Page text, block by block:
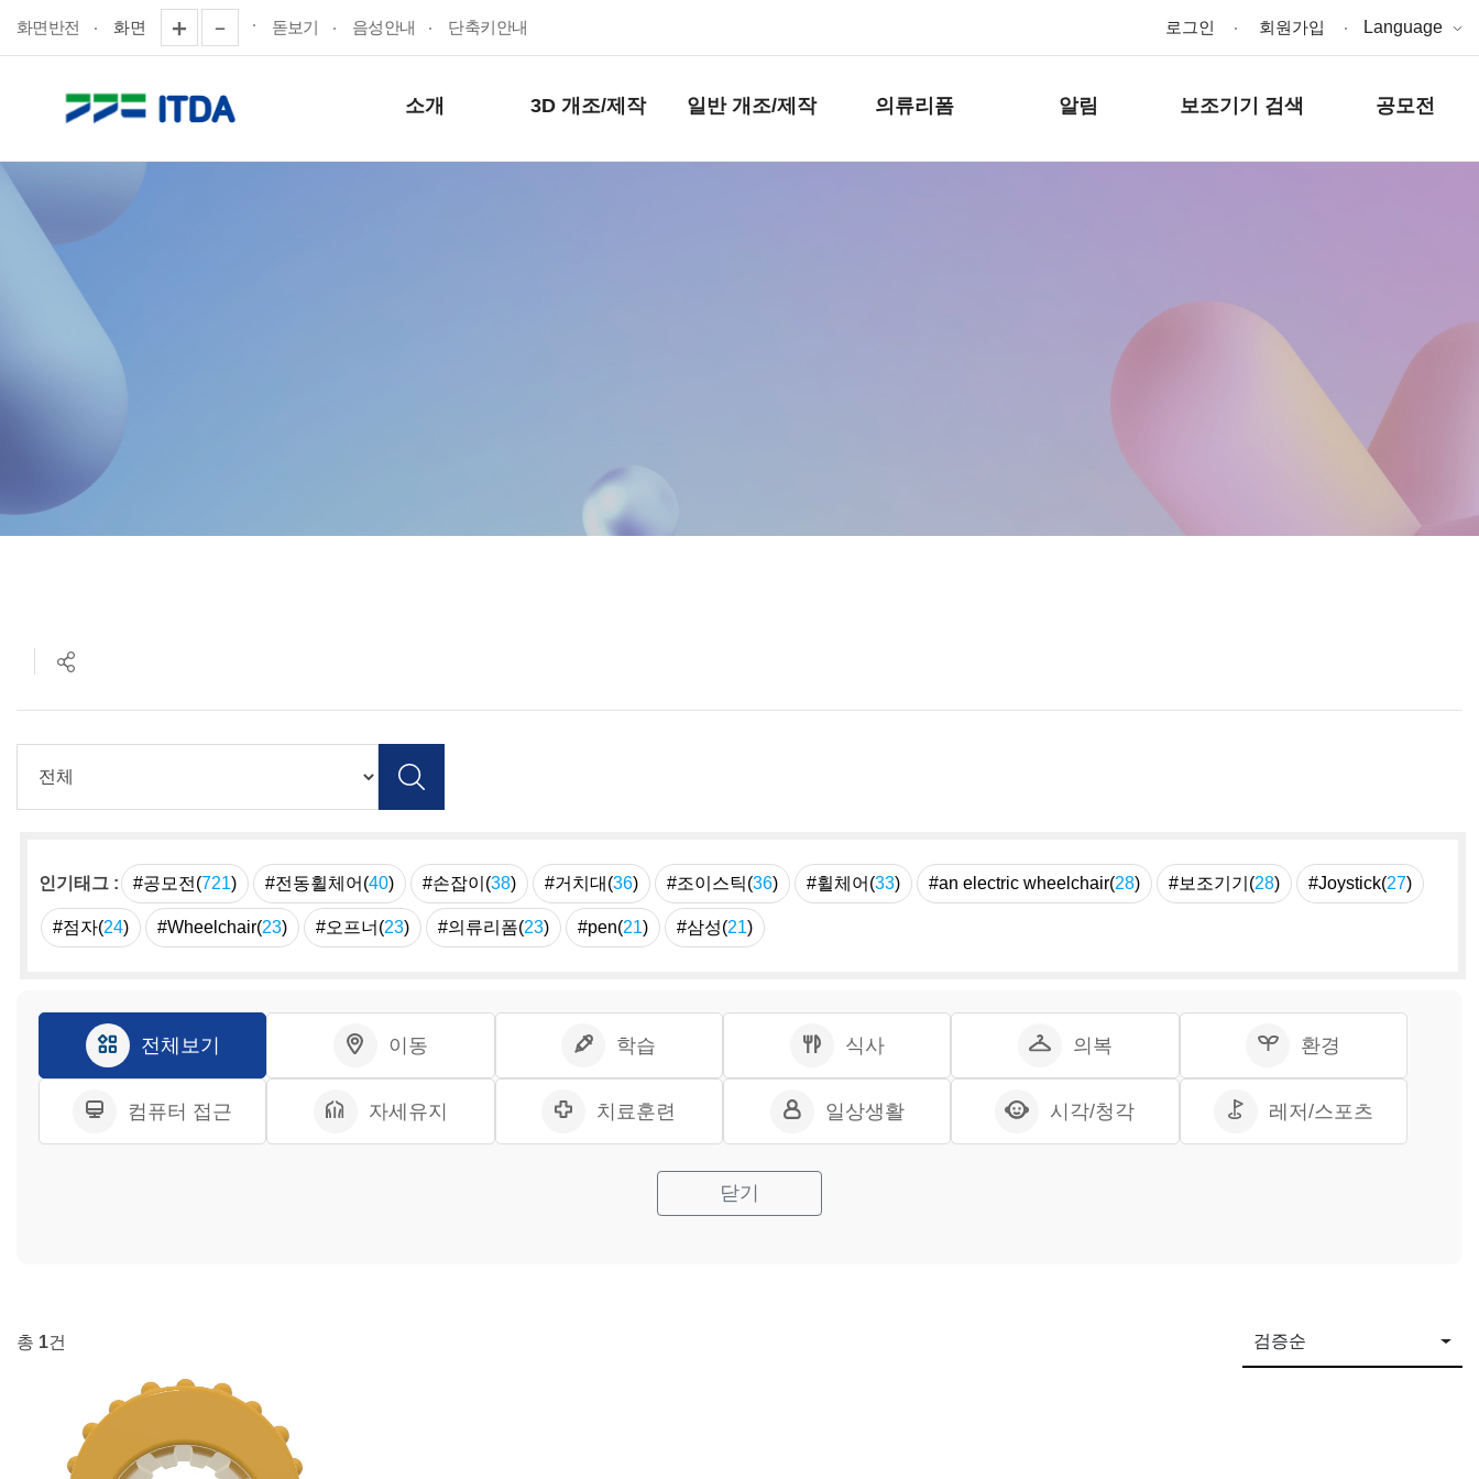
화면반전 화면 돋보기 음성안내 단축키안내 로그인 회원가입 Language
소개 3D 개조/제작 일반 개조/제작 의류리폼 알림 보조기기 검색 공모전
인기태그 : #공모전(721) #전동휠체어(40) #손잡이(38) #거치대(36) #조이스틱(36) #휠체어(33) #an electric wheelchair(28) #보조기기(28) #Joystick(27)
#점자(24) #Wheelchair(23) #오프너(23) #의류리폼(23) #pen(21) #삼성(21)
전체보기 이동 학습 식사 의복 환경
컴퓨터 접근 자세유지 치료훈련 일상생활 시각/청각 레저/스포츠
닫기
총 1건 검증순